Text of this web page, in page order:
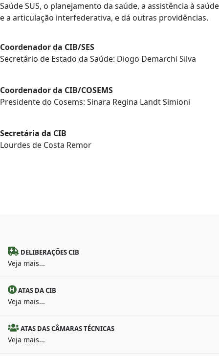
Saúde SUS, o planejamento da saúde, a assistência à saúde
e a articulação interfederativa, e dá outras providências.
Coordenador da CIB/SES
Secretário de Estado da Saúde: Diogo Demarchi Silva
Coordenador da CIB/COSEMS
Presidente do Cosems: Sinara Regina Landt Simioni
Secretária da CIB
Lourdes de Costa Remor
DELIBERAÇÕES CIB
Veja mais...
ATAS DA CIB
Veja mais...
ATAS DAS CÂMARAS TÉCNICAS
Veja mais...